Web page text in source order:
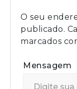
O seu
publicado.
marcados
Mensagem